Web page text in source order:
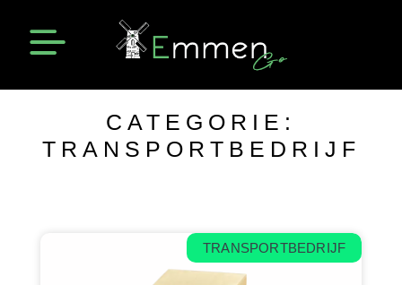
CATEGORIE:
TRANSPORTBEDRIJF
TRANSPORTBEDRIJF